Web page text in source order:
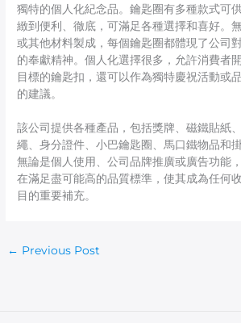
獨特的個人化紀念品。鑰匙圈有多種款式可
緻到便利、徹底，可滿足各種選擇和喜好。
或其他材料製成，每個鑰匙圈都體現了公司
的奉獻精神。個人化選擇很多，允許消費者
目標的鑰匙扣，還可以作為獨特慶祝活動或
的建議。
該公司提供各種產品，包括獎牌、磁鐵貼紙
繩、身分證件、小巴鑰匙圈、馬口鐵物品和
無論是個人使用、公司品牌推廣或廣告功能
在滿足盡可能高的品質標準，使其成為任何
目的重要補充。
← Previous Post